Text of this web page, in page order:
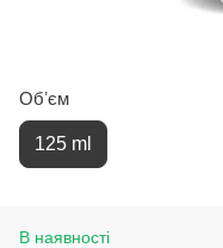
Обʼєм
125 ml
В наявності